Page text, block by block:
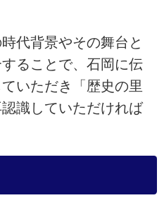
代背景やその舞台と
ることで、石岡に伝
いただき「歴史の里
識していただければ